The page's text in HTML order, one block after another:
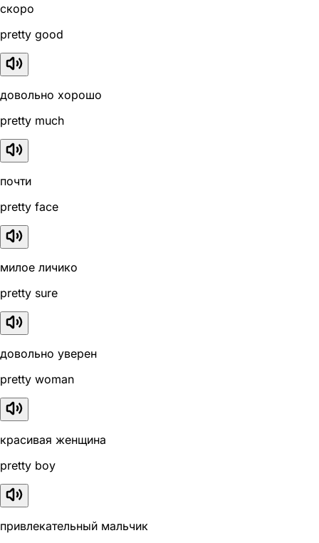
скоро
pretty good
довольно хорошо
pretty much
почти
pretty face
милое личико
pretty sure
довольно уверен
pretty woman
красивая женщина
pretty boy
привлекательный мальчик